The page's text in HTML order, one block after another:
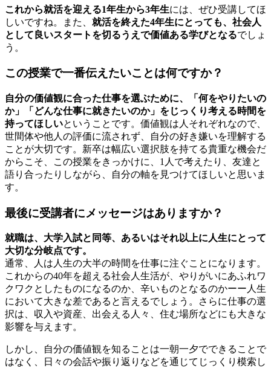
これから就活を迎える1年生から3年生には、ぜひ受講してほ
しいですね。また、 就活を終えた4年生にとっても、社会人
として良いスタートを切るうえで価値ある学びとなるでしょ
う。
この授業で一番伝えたいことは何ですか？
自分の価値観に合った仕事を選ぶために、「何をやりたいの
か」「どんな仕事に就きたいのか」をじっくり考える時間を
持ってほしいということです。価値観は人それぞれなので、
世間体や他人の評価に流されず、自分の好き嫌いを理解する
ことが大切です。新卒は幅広い選択肢を持てる貴重な機会だ
からこそ、この授業をきっかけに、1人で考えたり、友達と
語り合ったりしながら、自分の軸を見つけてほしいと思いま
す。
最後に受講者にメッセージはありますか？
就職は、大学入試と同等、あるいはそれ以上に人生にとって
大切な分岐点です。
通常、人は人生の大半の時間を仕事に注ぐことになります。
これからの40年を超える社会人生活が、やりがいにあふれワ
クワクとしたものになるのか、辛いものとなるのかーー人生
において大きな差であると言えるでしょう。さらに仕事の選
択は、収入や資産、出会える人々、住む場所などにも大きな
影響を与えます。
しかし、自分の価値観を知ることは一朝一夕でできることで
はなく、日々の会話や振り返りなどを通じてじっくり模索し